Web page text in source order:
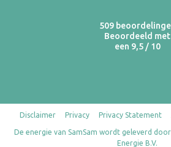
509
Beoordeeld met
een 9,5 / 10
Disclaimer Privacy Privacy Statement
De energie van SamSam wordt geleverd
Energie B.V.